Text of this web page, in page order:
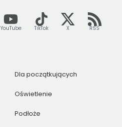
YouTube TikTok X RSS
Dla początkujących
Oświetlenie
Podłoże